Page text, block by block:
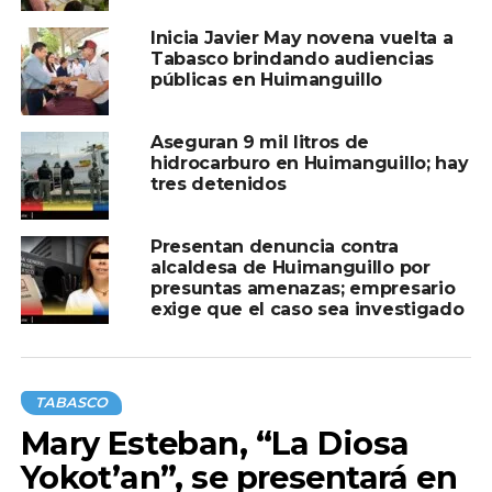
abasto del centro del país”.
Ante vecinos de la zona, reiteró que sigue vigente el
compromiso de concretar el proyecto de ampliación del
boulevard hacia la carretera principal de la Villa para
mejorar la conectividad y el tránsito vehicular.
Inicia Javier May novena vuelta a
Tabasco brindando audiencias
públicas en Huimanguillo
Aseguran 9 mil litros de
hidrocarburo en Huimanguillo; hay
tres detenidos
Presentan denuncia contra
alcaldesa de Huimanguillo por
presuntas amenazas; empresario
exige que el caso sea investigado
TABASCO
Mary Esteban, “La Diosa
Yokot’an”, se presentará en